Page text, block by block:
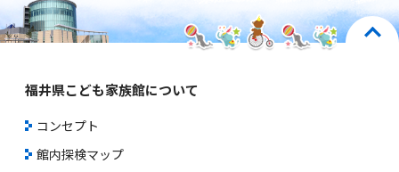
福井県こども家族館について
コンセプト
館内探検マップ